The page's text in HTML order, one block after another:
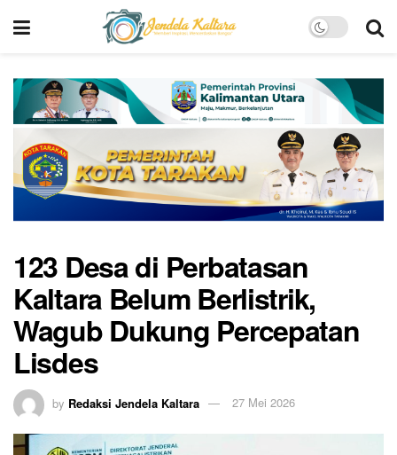
123 Desa di Perbatasan
Kaltara Belum Berlistrik,
Wagub Dukung Percepatan
Lisdes
by Redaksi Jendela Kaltara 27 Mei 2026